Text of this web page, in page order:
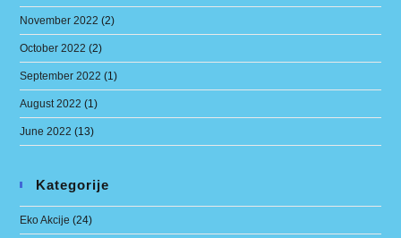
November 2022 (2)
October 2022 (2)
September 2022 (1)
August 2022 (1)
June 2022 (13)
Kategorije
Eko Akcije (24)